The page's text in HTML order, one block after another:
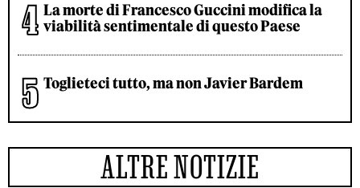
La morte di Francesco Guccini modifica la
viabilità sentimentale di questo Paese
Toglieteci tutto, ma non Javier Bardem
ALTRE NOTIZIE